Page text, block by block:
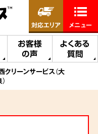
お客様
の声
よくある
質問
対応エリア メニュー
クリーンサービス（大